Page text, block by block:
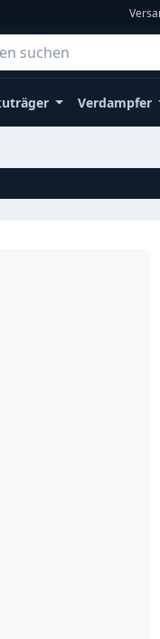
Verdampfer